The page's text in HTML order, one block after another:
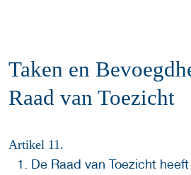
Taken en
Raad van Toezicht
Artikel 11.
De Raad van Toezicht